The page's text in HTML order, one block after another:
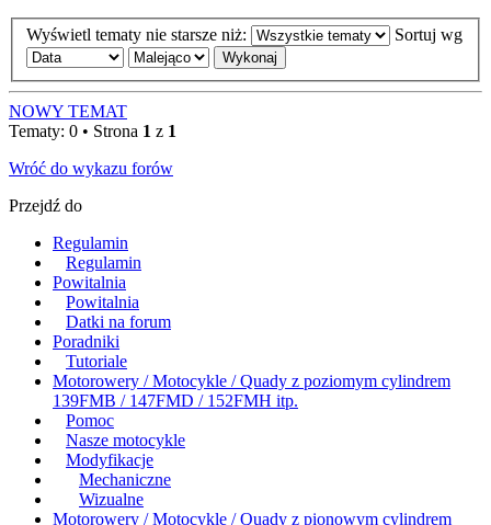
Wyświetl tematy nie starsze niż: Sortuj wg
NOWY TEMAT
Tematy: 0 • Strona 1 z 1
Wróć do wykazu forów
Przejdź do
Regulamin
Regulamin
Powitalnia
Powitalnia
Datki na forum
Poradniki
Tutoriale
Motorowery / Motocykle / Quady z poziomym cylindrem
139FMB / 147FMD / 152FMH itp.
Pomoc
Nasze motocykle
Modyfikacje
Mechaniczne
Wizualne
Motorowery / Motocykle / Quady z pionowym cylindrem